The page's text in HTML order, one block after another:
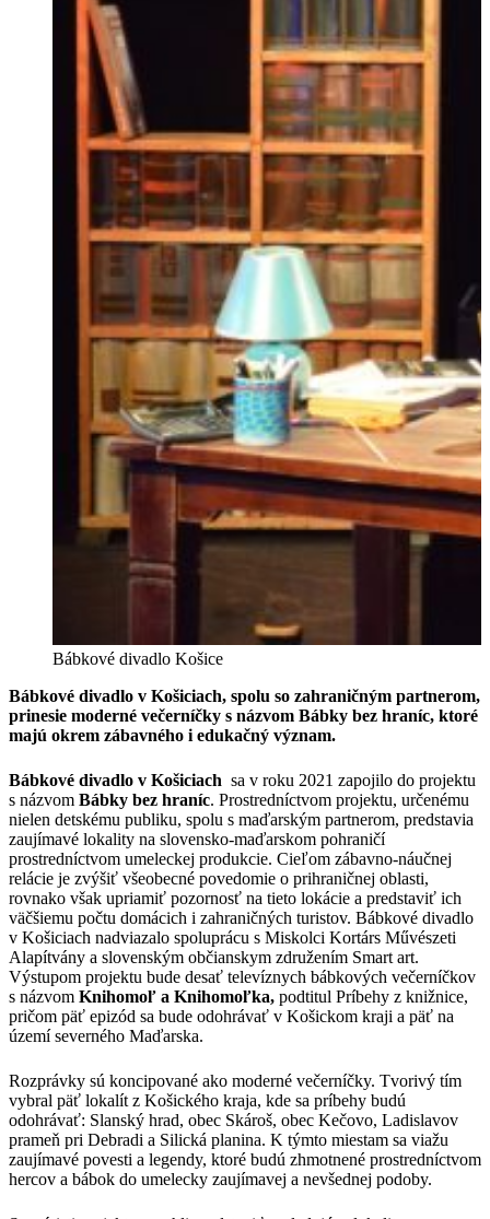
Bábkové divadlo Košice
Bábkové divadlo v Košiciach, spolu so zahraničným partnerom,
prinesie moderné večerníčky s názvom Bábky bez hraníc, ktoré
majú okrem zábavného i edukačný význam.
Bábkové divadlo v Košiciach sa v roku 2021 zapojilo do projektu
s názvom Bábky bez hraníc. Prostredníctvom projektu, určenému
nielen detskému publiku, spolu s maďarským partnerom, predstavia
zaujímavé lokality na slovensko-maďarskom pohraničí
prostredníctvom umeleckej produkcie. Cieľom zábavno-náučnej
relácie je zvýšiť všeobecné povedomie o prihraničnej oblasti,
rovnako však upriamiť pozornosť na tieto lokácie a predstaviť ich
väčšiemu počtu domácich i zahraničných turistov. Bábkové divadlo
v Košiciach nadviazalo spoluprácu s Miskolci Kortárs Művészeti
Alapítvány a slovenským občianskym združením Smart art.
Výstupom projektu bude desať televíznych bábkových večerníčkov
s názvom Knihomoľ a Knihomoľka, podtitul Príbehy z knižnice,
pričom päť epizód sa bude odohrávať v Košickom kraji a päť na
území severného Maďarska.
Rozprávky sú koncipované ako moderné večerníčky. Tvorivý tím
vybral päť lokalít z Košického kraja, kde sa príbehy budú
odohrávať: Slanský hrad, obec Skároš, obec Kečovo, Ladislavov
prameň pri Debradi a Silická planina. K týmto miestam sa viažu
zaujímavé povesti a legendy, ktoré budú zhmotnené prostredníctvom
hercov a bábok do umelecky zaujímavej a nevšednej podoby.